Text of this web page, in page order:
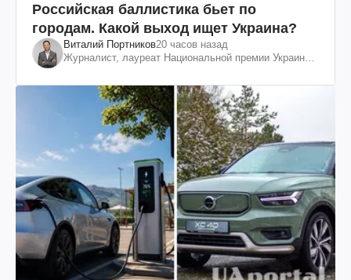
Российская баллистика бьет по
городам. Какой выход ищет Украина?
Виталий Портников20 часов назад
Журналист, лауреат Национальной премии Украины